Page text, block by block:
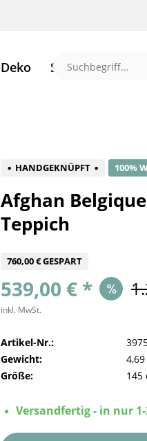
Deko Sale %
HANDGEKNÜPFT 100%
Afghan
Teppich
760,00 € GESPART
539,00 € *
inkl. MwSt.
Artikel-Nr.:
Gewicht:
Größe:
145
Versandfertig - in nur